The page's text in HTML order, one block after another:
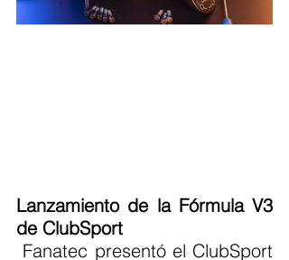
Lanzamiento de la Fórmula V3
de ClubSport